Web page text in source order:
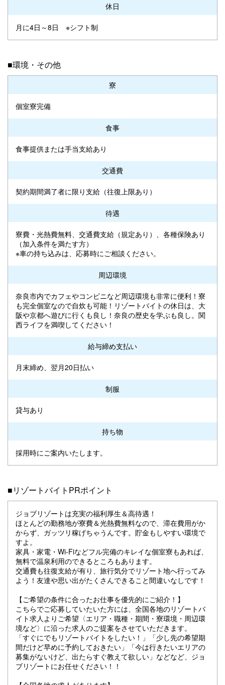
休日
月に4日～8日 ※シフト制
■環境・その他
寮
個室寮完備
食事
食事提供または手当支給あり
交通費
契約期間満了者に限り支給（往復上限あり）
待遇
寮費・光熱費無料、交通費支給（規定あり）、各種保険あり
（加入条件を満たす方）
※車の持ち込みは、応募時にご相談ください。
周辺環境
奈良市内でカフェやコンビニなど周辺環境も非常に便利！寮
も完全個室なので自炊も可能！リゾートバイトの休日は、大
阪や京都へ遊びに行くも良し！奈良の歴史を学ぶも良し。関
西ライフを満喫してください！
給与締め支払い
月末締め、翌月20日払い
制服
貸与あり
持ち物
採用時にご案内いたします。
■リゾートバイトPRポイント
ジョブリゾートは充実の福利厚生＆高待遇！
ほとんどの勤務地が寮費＆光熱費無料なので、滞在費用がか
からず、ガッツリ稼げちゃうんです。貯金もしやすい環境で
すよ。
家具・家電・Wi-Fiなどフル完備のキレイな個室寮もあれば、
無料で温泉利用のできるところもあります。
交通費も往復支給が有り、旅行気分でリゾート地へ行ってみ
よう！友達や思い出がたくさんできること間違いなしです！
【ご希望の条件に合ったお仕事を優先的にご紹介！】
こちらでご応募していたいた方には、全国各地のリゾートバ
イト求人よりご希望〈エリア・職種・期間・寮環境・周辺環
境など〉に沿った求人のご提案をさせていただきます。
「すぐにでもリゾートバイトをしたい！」「少し先の希望期
間だけど早めに予約しておきたい」「今は行きたいエリアの
募集がないけど、出たらすぐ教えて欲しい」などなど、ジョ
ブリゾートにお任せください！！